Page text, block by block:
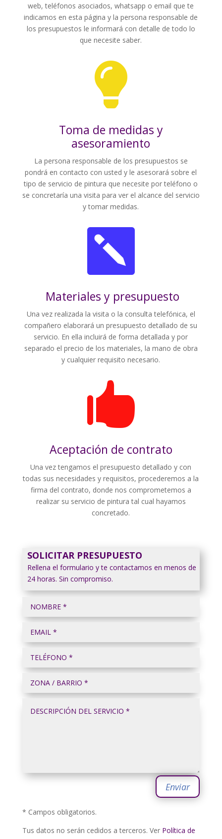
web, teléfonos asociados, whatsapp o email que te
indicamos en esta página y la persona responsable de
los presupuestos le informará con detalle de todo lo
que necesite saber.

Toma de medidas y
asesoramiento
La persona responsable de los presupuestos se
pondrá en contacto con usted y le asesorará sobre el
tipo de servicio de pintura que necesite por teléfono o
se concretaría una visita para ver el alcance del servicio
y tomar medidas.

Materiales y presupuesto
Una vez realizada la visita o la consulta telefónica, el
compañero elaborará un presupuesto detallado de su
servicio. En ella incluirá de forma detallada y por
separado el precio de los materiales, la mano de obra
y cualquier requisito necesario.

Aceptación de contrato
Una vez tengamos el presupuesto detallado y con
todas sus necesidades y requisitos, procederemos a la
firma del contrato, donde nos comprometemos a
realizar su servicio de pintura tal cual hayamos
concretado.
SOLICITAR PRESUPUESTO
Rellena el formulario y te contactamos en menos de
24 horas. Sin compromiso.
Enviar
* Campos obligatorios.
Tus datos no serán cedidos a terceros. Ver Política de